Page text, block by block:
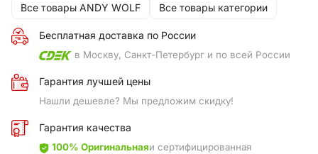
Все товары ANDY WOLF Все товары категории
Бесплатная доставка по России
в Москву, Санкт-Петербург и по всей России
Гарантия лучшей цены
Нашли дешевле? Мы предложим скидку!
Гарантия качества
100% Оригинальнаяи сертифицированная